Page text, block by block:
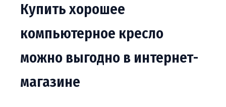
Купить хорошее
компьютерное кресло
можно выгодно в интернет-
магазине